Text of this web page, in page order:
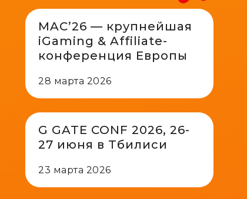
MAC’26 — крупнейшая
iGaming & Affiliate-
конференция Европы
28 марта 2026
G GATE CONF 2026, 26-
27 июня в Тбилиси
23 марта 2026